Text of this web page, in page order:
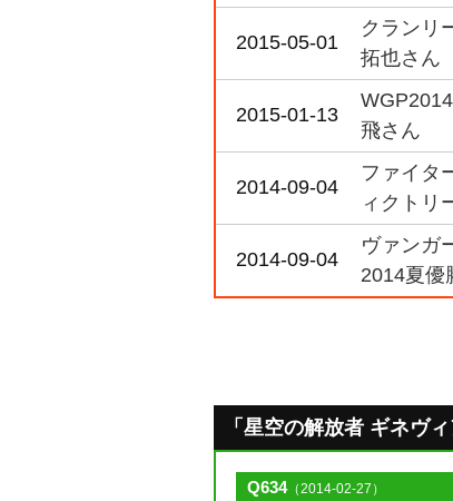
2015-05-01
クランリ
拓也さん
2015-01-13
飛さん
2014-09-04
ファイタ
ィクトリ
2014-09-04
ヴァンガ
2014夏優
「星空の解放者 ギネヴ
Q634（2014-02-27）